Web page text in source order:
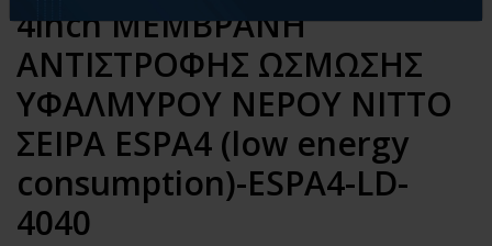
4inch ΜΕΜΒΡΑΝΗ
ΑΝΤΙΣΤΡΟΦΗΣ ΩΣΜΩΣΗΣ
ΥΦΑΛΜΥΡΟΥ ΝΕΡΟΥ NITTO
ΣΕΙΡΑ ESPA4 (low energy
consumption)-ESPA4-LD-
4040